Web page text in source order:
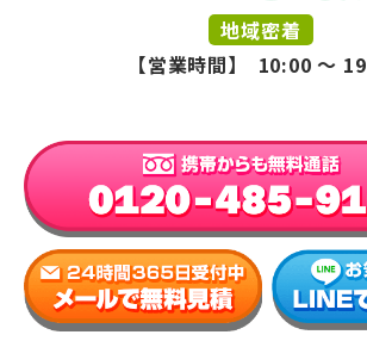
地域密着
【営業時間】 10:00 ～